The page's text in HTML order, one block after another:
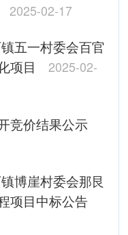
2025-02-17
五一村委会百官
项目
2025-02-
竞价结果公示
博崖村委会那艮
项目中标公告